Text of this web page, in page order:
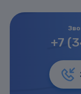
+7